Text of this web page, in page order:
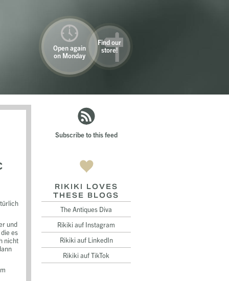
Open again
on Monday
Find our
store!
und
es
nicht
Subscribe to this feed
RIKIKI LOVES
THESE BLOGS
The Antiques Diva
Rikiki auf Instagram
Rikiki auf LinkedIn
Rikiki auf TikTok